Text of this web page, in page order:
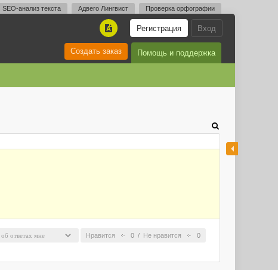
SEO-анализ текста Адвего Лингвист Проверка орфографии
Вход
Регистрация
A
Помощь и поддержка
Создать заказ
Нравится 0 / Не нравится 0